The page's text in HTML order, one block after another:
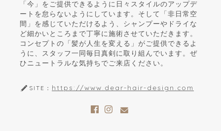
「今」をご提供できるように日々スタイルのアップデ
ートを怠らないようにしています。そして「非日常空
間」を感じていただけるよう、シャンプーやドライな
ど細かいところまで丁寧に施術させていただきます。
コンセプトの「髪が人生を変える」がご提供できるよ
うに、スタッフ一同毎日真剣に取り組んでいます。ぜ
ひニュートラルな気持ちでご来店ください。
SITE： https://www.dear-hair-design.com